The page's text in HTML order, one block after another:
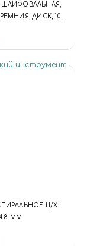
ШЛИФОВАЛЬНАЯ,
ДИСК, 10
инструмент
Ц/Х
ММ